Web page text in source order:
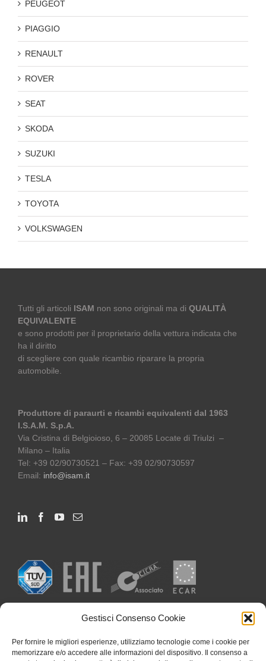
Gestisci Consenso Cookie
Per fornire le migliori esperienze, utilizziamo tecnologie come i cookie per
memorizzare e/o accedere alle informazioni del dispositivo. Il consenso a
PEUGEOT
PIAGGIO
RENAULT
ROVER
SEAT
SKODA
SUZUKI
TESLA
TOYOTA
VOLKSWAGEN
Tutti gli articoli ISAM non sono originali ma di QUALITÀ
EQUIVALENTE
e sono prodotti per il proprietario della vettura indicata che
ha il diritto
di scegliere con quale ricambio riparare la propria
automobile.
Produttore di paraurti e ricambi equivalenti dal 1963
I.S.A.M. S.p.A.
Via Cristina di Belgioioso, 6 – 20085 Locate di Triulzi –
Milano – Italia
Tel: +39 02/90730521 – Fax: +39 02/90730597
Email: info@isam.it